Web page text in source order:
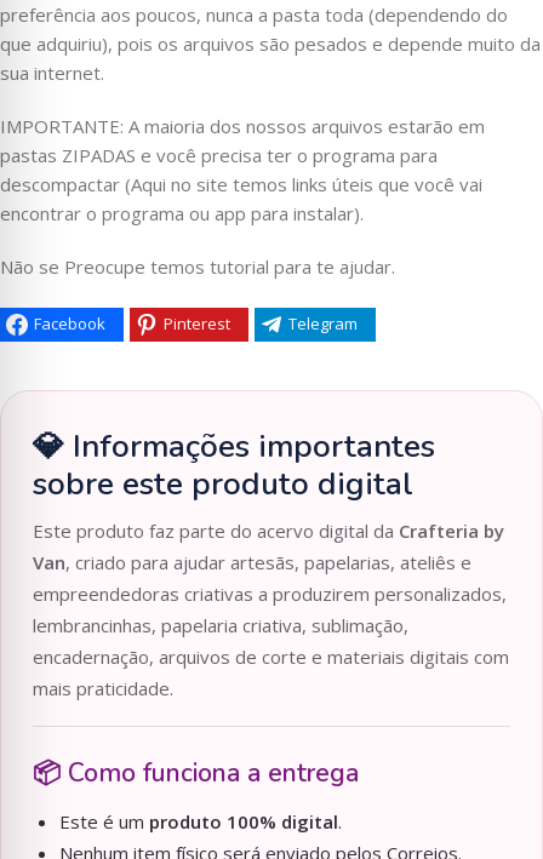
preferência aos poucos, nunca a pasta toda (dependendo do
que adquiriu), pois os arquivos são pesados e depende muito da
sua internet.
IMPORTANTE: A maioria dos nossos arquivos estarão em
pastas ZIPADAS e você precisa ter o programa para
descompactar (Aqui no site temos links úteis que você vai
encontrar o programa ou app para instalar).
Não se Preocupe temos tutorial para te ajudar.
Facebook Pinterest Telegram
💎 Informações importantes
sobre este produto digital
Este produto faz parte do acervo digital da Crafteria by
Van, criado para ajudar artesãs, papelarias, ateliês e
empreendedoras criativas a produzirem personalizados,
lembrancinhas, papelaria criativa, sublimação,
encadernação, arquivos de corte e materiais digitais com
mais praticidade.
📦 Como funciona a entrega
Este é um produto 100% digital.
Nenhum item físico será enviado pelos Correios.